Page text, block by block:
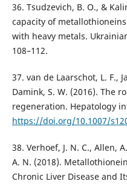
36. Tsudzevich, B. O., &
capacity of
with heavy metals.
108–112.
37. van de Laarschot, L. F.,
Damink, S. W. (2016). The
regeneration. Hepatology
https://doi.org/10.1007/
38. Verhoef, J. N. C., Allen,
A. N. (2018).
Chronic Liver Disease and